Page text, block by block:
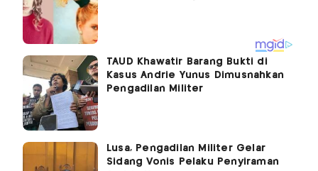
TAUD Khawatir Barang Bukti di
Kasus Andrie Yunus Dimusnahkan
Pengadilan Militer
Lusa, Pengadilan Militer Gelar
Sidang Vonis Pelaku Penyiraman